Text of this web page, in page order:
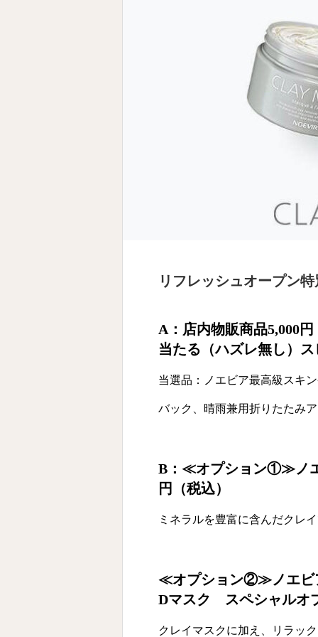
リフレッシュオープン
A：店内物販商品5,000
当たる（ハズレ無し）
当選品：ノエビア最高級スキ
バック、晴雨兼用折りたたみ
B：≪オプション①≫ノエ
円（税込）
ミネラルを豊富に含んだクレ
≪オプション②≫ノエビ
Dマスク スペシャルオ
クレイマスクに加え、リラッ